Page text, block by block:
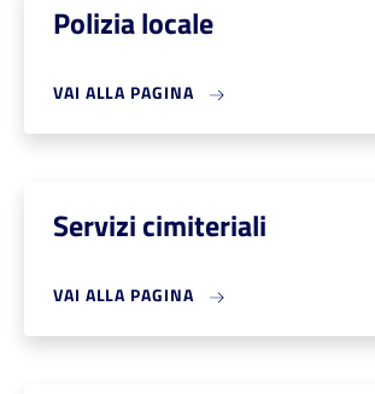
Polizia locale
VAI ALLA PAGINA
Servizi cimiteriali
VAI ALLA PAGINA